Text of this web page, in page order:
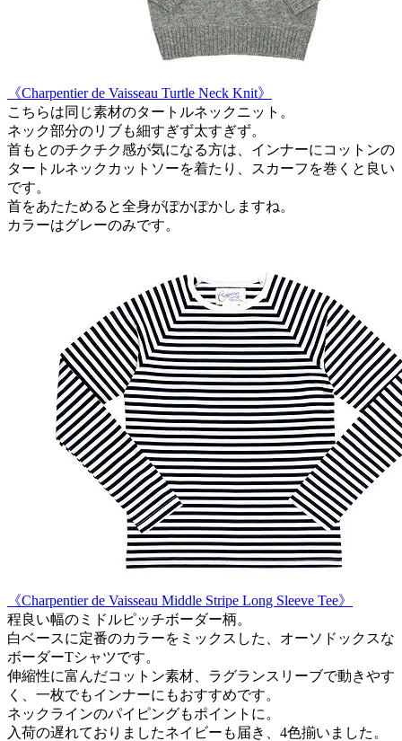
《Charpentier de Vaisseau Turtle Neck Knit》
こちらは同じ素材のタートルネックニット。
ネック部分のリブも細すぎず太すぎず。
首もとのチクチク感が気になる方は、インナーにコットンの
タートルネックカットソーを着たり、スカーフを巻くと良い
です。
首をあたためると全身がぽかぽかしますね。
カラーはグレーのみです。
《Charpentier de Vaisseau Middle Stripe Long Sleeve Tee》
程良い幅のミドルピッチボーダー柄。
白ベースに定番のカラーをミックスした、オーソドックスな
ボーダーTシャツです。
伸縮性に富んだコットン素材、ラグランスリーブで動きやす
く、一枚でもインナーにもおすすめです。
ネックラインのパイピングもポイントに。
入荷の遅れておりましたネイビーも届き、4色揃いました。